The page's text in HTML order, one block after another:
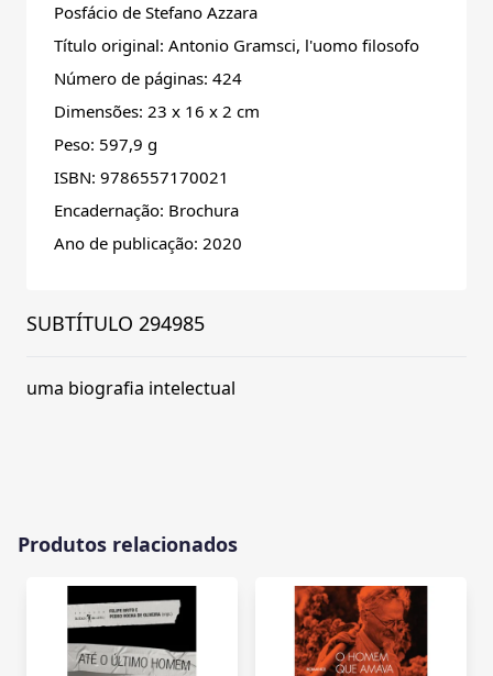
Posfácio de Stefano Azzara
Título original: Antonio Gramsci, l'uomo filosofo
Número de páginas: 424
Dimensões: 23 x 16 x 2 cm
Peso: 597,9 g
ISBN: 9786557170021
Encadernação: Brochura
Ano de publicação: 2020
SUBTÍTULO 294985
uma biografia intelectual
Produtos relacionados